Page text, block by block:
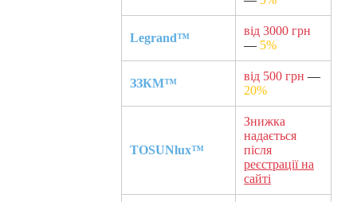
Legrand™
від 3000 грн
— 5%
ЗЗКМ™
від 500 грн —
20%
TOSUNlux™
Знижка
надається
після
реєстрації на
сайті